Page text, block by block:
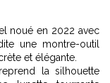
noué en 2022 avec
une montre-outil
et élégante.
la silhouette